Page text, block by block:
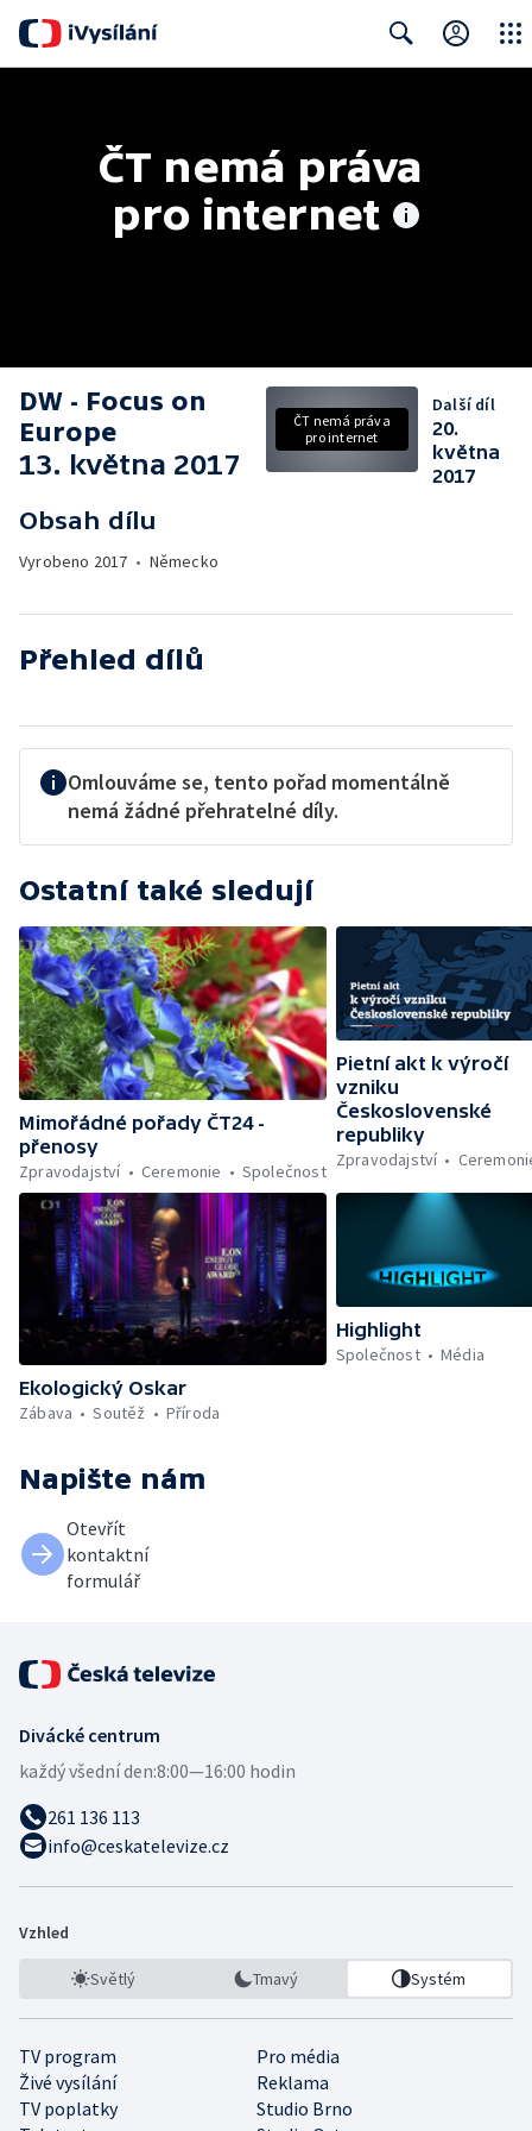
ČT nemá práva
pro internet
DW - Focus on
Europe
13. května 2017
Obsah dílu
Vyrobeno 2017 • Německo
ČT nemá práva
pro internet
Další díl
20.
května
2017
Přehled dílů
Omlouváme se, tento pořad momentálně
nemá žádné přehratelné díly.
Ostatní také sledují
Mimořádné pořady ČT24 -
přenosy
Zpravodajství
Ceremonie Společnost
Pietní akt k výročí
vzniku
Československé
republiky
Zpravodajství
Ekologický Oskar
Zábava
Soutěž Příroda
Highlight
Společnost
Média
Napište nám
Otevřít
kontaktní
formulář
Divácké centrum
každý všední den:8:00—16:00 hodin
261 136 113
info@ceskatelevize.cz
Vzhled
Světlý Tmavý Systém
TV program
Pro média
Živé vysílání
Reklama
TV poplatky
Studio Brno